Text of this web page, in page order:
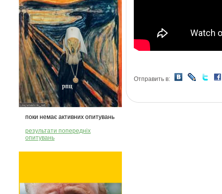
поки немає активних опитувань
результати попередніх
опитувань
Отправить в: